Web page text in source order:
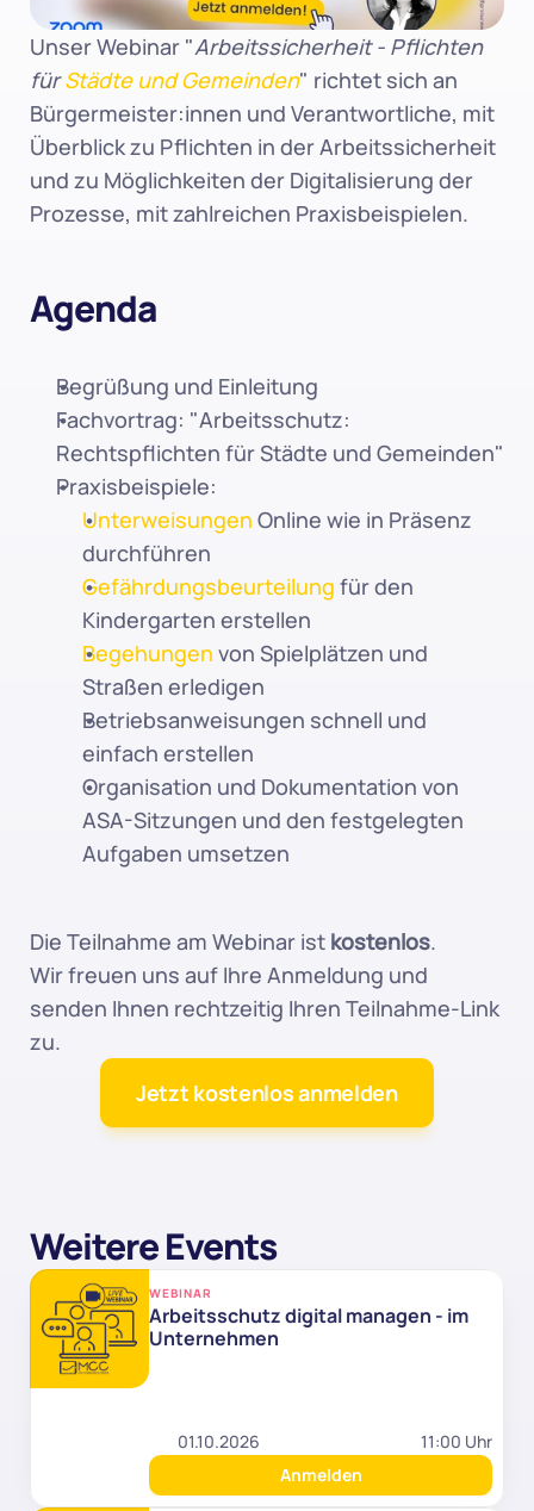
Unser Webinar "Arbeitssicherheit - Pflichten
für Städte und Gemeinden" richtet sich an
Bürgermeister:innen und Verantwortliche, mit
Überblick zu Pflichten in der Arbeitssicherheit
und zu Möglichkeiten der Digitalisierung der
Prozesse, mit zahlreichen Praxisbeispielen.
Agenda
Begrüßung und Einleitung
Fachvortrag: "Arbeitsschutz:
Rechtspflichten für Städte und Gemeinden"
Praxisbeispiele:
Unterweisungen Online wie in Präsenz
durchführen
Gefährdungsbeurteilung für den
Kindergarten erstellen
Begehungen von Spielplätzen und
Straßen erledigen
Betriebsanweisungen schnell und
einfach erstellen
Organisation und Dokumentation von
ASA-Sitzungen und den festgelegten
Aufgaben umsetzen
Die Teilnahme am Webinar ist kostenlos.
Wir freuen uns auf Ihre Anmeldung und
senden Ihnen rechtzeitig Ihren Teilnahme-Link
zu.
Jetzt kostenlos anmelden
Weitere Events
WEBINAR
Arbeitsschutz digital managen - im
Unternehmen
01.10.2026
11:00 Uhr
Anmelden